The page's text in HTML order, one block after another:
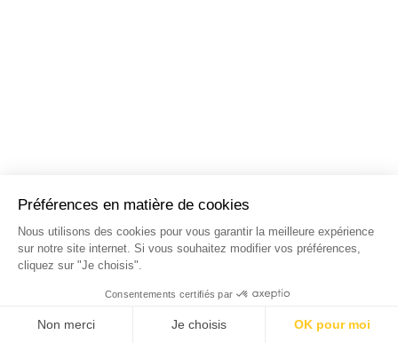
NOS STAGES DANS LES
PRINCIPALES VILLES DE